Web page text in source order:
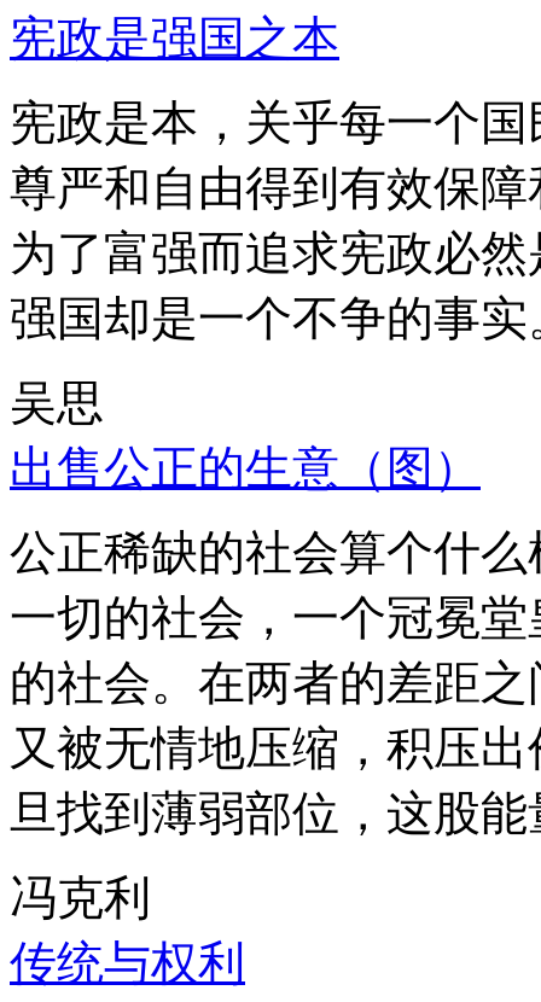
宪政是强国之本
宪政是本，关乎每一个
尊严和自由得到有效保
为了富强而追求宪政必
强国却是一个不争的事实
吴思
出售公正的生意（图）
公正稀缺的社会算个什
一切的社会，一个冠冕
的社会。在两者的差距
又被无情地压缩，积压
旦找到薄弱部位，这股
冯克利
传统与权利